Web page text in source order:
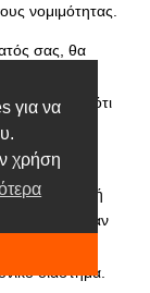
για να
χρήση
νομιμότητας.
σας, θα
υπό τον όρο ότι
ή είναι
τη διαγραφή
όπως αν
ή
διάστημα.